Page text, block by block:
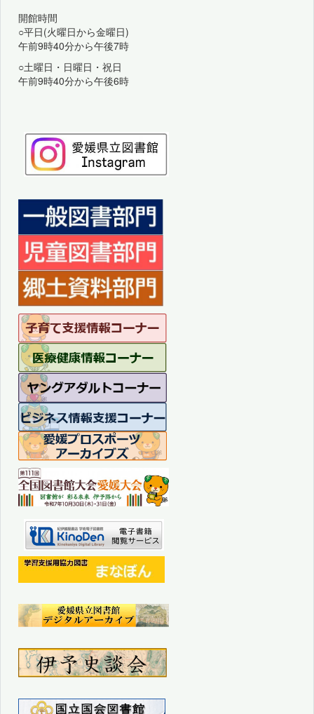
開館時間
○平日(火曜日から金曜日)
午前9時40分から午後7時
○土曜日・日曜日・祝日
午前9時40分から午後6時